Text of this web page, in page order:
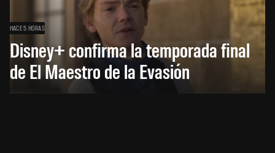
HACE 5 HORAS
Disney+ confirma la temporada final
de El Maestro de la Evasión